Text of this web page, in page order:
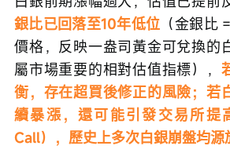
銀比已回落至10年低位 （金銀比
價格，反映一盎司黃金可兌換的
屬市場重要的相對估值指標），
衡，存在超買後修正的風險；若
續暴漲，還可能引發交易所提
Call），歷史上多次白銀崩盤均源